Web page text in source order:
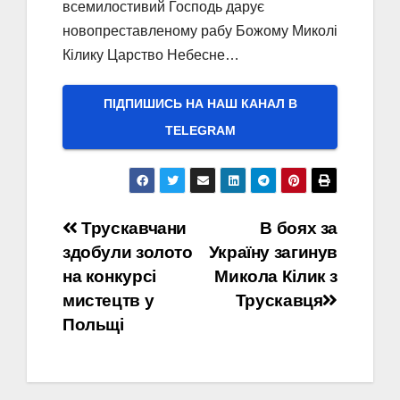
всемилостивий Господь дарує
новопреставленому рабу Божому Миколі
Кілику Царство Небесне…
ПІДПИШИСЬ НА НАШ КАНАЛ В
ТELEGRAM
Навігація
записів
В боях за
Україну загинув
Микола Кілик з
Трускавця
Трускавчани
здобули золото
на конкурсі
мистецтв у
Польщі